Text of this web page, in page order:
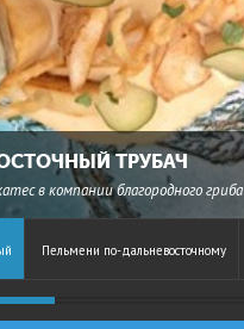
ТРУБАЧ
в компании благородного гриба
Пельмени по-дальневосточному